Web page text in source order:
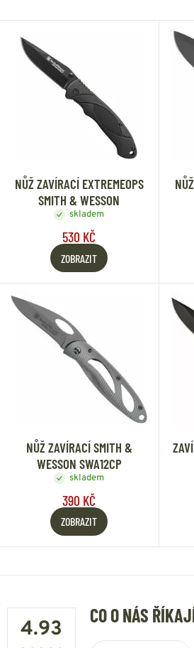
NŮŽ ZAVÍRACÍ EXTREMEOPS
SMITH & WESSON
skladem
530 KČ
ZOBRAZIT
NŮŽ ZAVÍRACÍ SMITH &
WESSON SWA12CP
skladem
390 KČ
ZOBRAZIT
4.93
CO O NÁS